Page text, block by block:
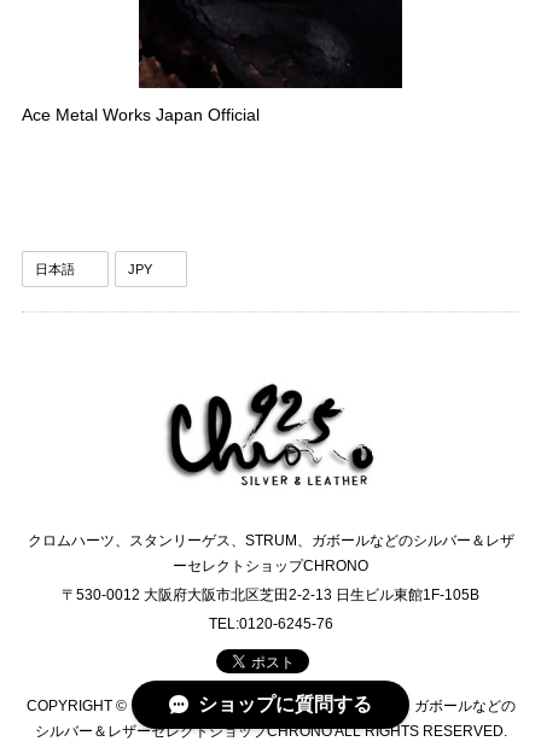
Ace Metal Works Japan Official
クロムハーツ、スタンリーゲス、STRUM、ガボールなどのシルバー＆レザ
ーセレクトショップCHRONO
〒530-0012 大阪府大阪市北区芝田2-2-13 日生ビル東館1F-105B
TEL:0120-6245-76
COPYRIGHT © クロムハーツ、スタンリーゲス、STRUM、ガボールなどの
シルバー＆レザーセレクトショップCHRONO ALL RIGHTS RESERVED.
ショップに質問する